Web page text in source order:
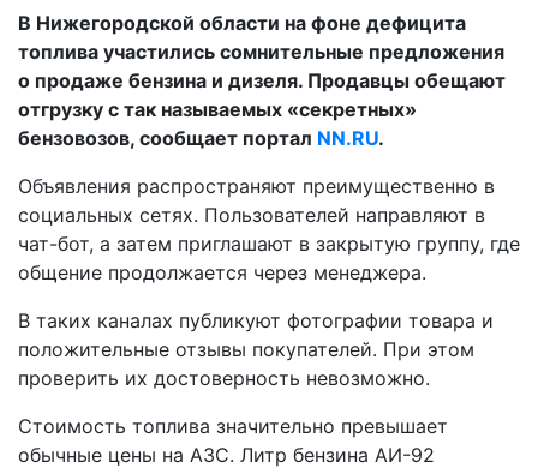
В Нижегородской области на фоне дефицита
топлива участились сомнительные предложения
о продаже бензина и дизеля. Продавцы обещают
отгрузку с так называемых «секретных»
бензовозов, сообщает портал NN.RU.
Объявления распространяют преимущественно в
социальных сетях. Пользователей направляют в
чат-бот, а затем приглашают в закрытую группу, где
общение продолжается через менеджера.
В таких каналах публикуют фотографии товара и
положительные отзывы покупателей. При этом
проверить их достоверность невозможно.
Стоимость топлива значительно превышает
обычные цены на АЗС. Литр бензина АИ-92